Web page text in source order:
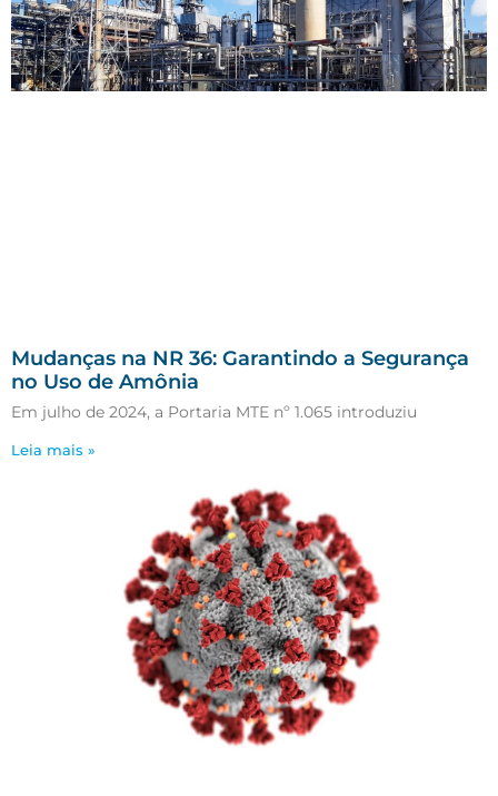
Mudanças na NR 36: Garantindo a Segurança
no Uso de Amônia
Em julho de 2024, a Portaria MTE nº 1.065 introduziu
Leia mais »